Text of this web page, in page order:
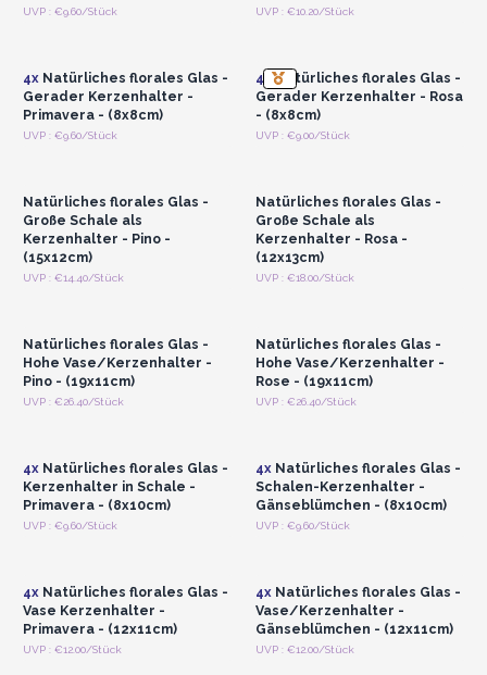
UVP : €9.60/Stück UVP : €10.20/Stück
Anmelden oder
4xNatürliches florales Glas -
Gerader Kerzenhalter -
Primavera - (8x8cm)
UVP : €9.60/Stück
Anmelden oder
4x Natürliches florales Glas -
Gerader Kerzenhalter - Rosa
- (8x8cm)
UVP : €9.00/Stück
Anmelden oder
Natürliches florales Glas -
Große Schale als
Kerzenhalter - Pino -
(15x12cm)
UVP : €14.40/Stück
Anmelden oder
Natürliches florales Glas -
Große Schale als
Kerzenhalter - Rosa -
(12x13cm)
UVP : €18.00/Stück
Anmelden oder
Natürliches florales Glas -
Hohe Vase/Kerzenhalter -
Pino - (19x11cm)
UVP : €26.40/Stück
Anmelden oder
Natürliches florales Glas -
Hohe Vase/Kerzenhalter -
Rose - (19x11cm)
UVP : €26.40/Stück
Anmelden oder
4xNatürliches florales Glas -
Kerzenhalter in Schale -
Primavera - (8x10cm)
UVP : €9.60/Stück
Anmelden oder
4xNatürliches florales Glas -
Schalen-Kerzenhalter -
Gänseblümchen - (8x10cm)
UVP : €9.60/Stück
Anmelden oder
4xNatürliches florales Glas -
Vase Kerzenhalter -
Primavera - (12x11cm)
UVP : €12.00/Stück
Anmelden oder
4xNatürliches florales Glas -
Vase/Kerzenhalter -
Gänseblümchen - (12x11cm)
UVP : €12.00/Stück